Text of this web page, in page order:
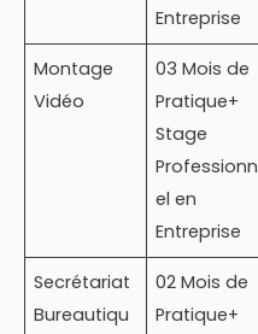
Entreprise
Montage
Vidéo
03 Mois de
Pratique+
Stage
Professionn
el en
Entreprise
Secrétariat
Bureautiqu
02 Mois de
Pratique+